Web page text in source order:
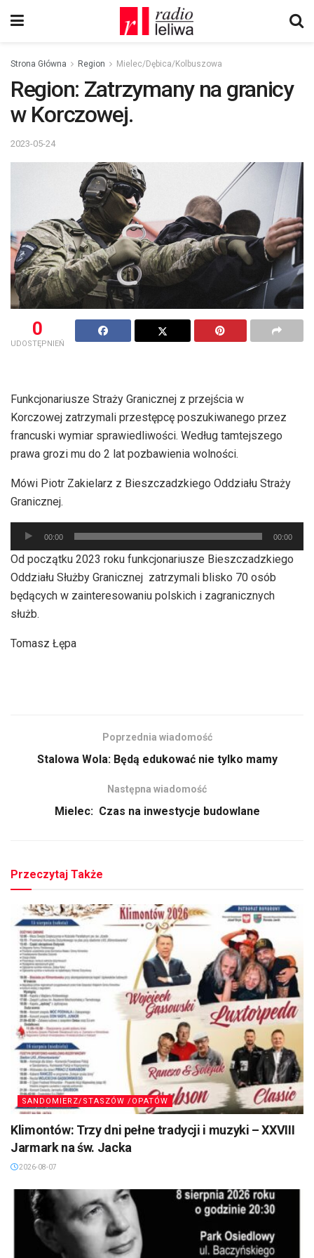
Strona Główna Region Mielec/Dębica/Kolbuszowa
Region: Zatrzymany na granicy
w Korczowej.
2023-05-24
0
UDOSTĘPNIEŃ
Funkcjonariusze Straży Granicznej z przejścia w
Korczowej zatrzymali przestępcę poszukiwanego przez
francuski wymiar sprawiedliwości. Według tamtejszego
prawa grozi mu do 2 lat pozbawienia wolności.
Mówi Piotr Zakielarz z Bieszczadzkiego Oddziału Straży
Granicznej.
Odtwarzacz
plików
dźwiękowych
00:00 00:00
Od początku 2023 roku funkcjonariusze Bieszczadzkiego
Oddziału Służby Granicznej zatrzymali blisko 70 osób
będących w zainteresowaniu polskich i zagranicznych
służb.
Tomasz Łępa
Poprzednia wiadomość
Stalowa Wola: Będą edukować nie tylko mamy
Następna wiadomość
Mielec: Czas na inwestycje budowlane
Przeczytaj Także
SANDOMIERZ/STASZÓW /OPATÓW
Klimontów: Trzy dni pełne tradycji i muzyki – XXVIII
Jarmark na św. Jacka
2026-08-07